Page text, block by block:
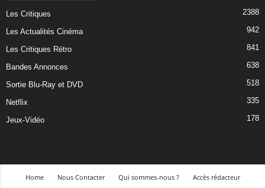
Les Critiques 2388
Les Actualités Cinéma 942
Les Critiques Rétro 841
Bandes Annonces 638
Sortie Blu-Ray et DVD 518
Netflix 335
Jeux-Vidéo 178
Home Nous Contacter Qui sommes-nous ?
Accès rédacteur